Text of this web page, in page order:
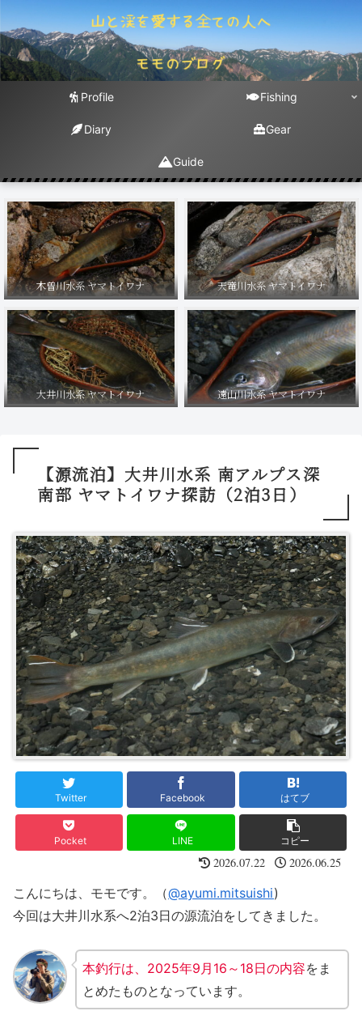
Profile Fishing
Diary Gear
Guide
木曽川水系 ヤマトイワナ 天竜川水系 ヤマトイワナ
大井川水系 ヤマトイワナ 遠山川水系 ヤマトイワナ
【源流泊】大井川水系 南アルプス深
南部 ヤマトイワナ探訪（2泊3日）
Twitter Facebook はてブ
Pocket LINE コピー
2026.07.22 2026.06.25
こんにちは、モモです。（@ayumi.mitsuishi)
今回は大井川水系へ2泊3日の源流泊をしてきました。
本釣行は、2025年9月16～18日の内容をま
とめたものとなっています。